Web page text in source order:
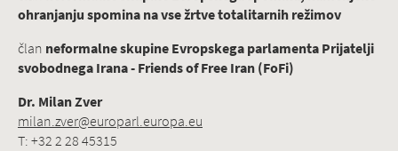
ohranjanju spomina na vse žrtve totalitarnih režimov
član neformalne skupine Evropskega parlamenta Prijatelji
svobodnega Irana - Friends of Free Iran (FoFi)
Dr. Milan Zver
milan.zver@europarl.europa.eu
T: +32 2 28 45315